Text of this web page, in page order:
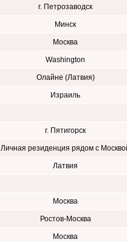
г. Петрозаводск
Минск
Москва
Washington
Олайне (Латвия)
Израиль
г. Пятигорск
Личная резиденция рядом с
Латвия
Москва
Ростов-Москва
Москва